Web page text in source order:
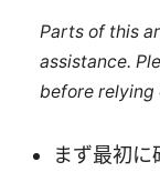
Parts of this
assistance.
before relying
まず最初